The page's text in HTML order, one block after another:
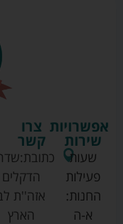
צרו
קשר
כתובת:
הדקלים
אזה''ת
הארץ
אפשרויות
שירות
שעות
פעילות
החנות:
א-ה